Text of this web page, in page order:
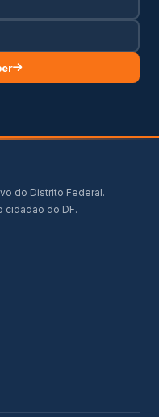
do Distrito Federal.
cidadão do DF.